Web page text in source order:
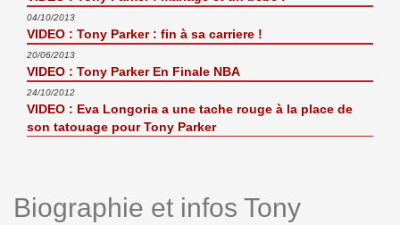
04/10/2013
VIDEO : Tony Parker : fin à sa carriere !
20/06/2013
VIDEO : Tony Parker En Finale NBA
24/10/2012
VIDEO : Eva Longoria a une tache rouge à la place de
son tatouage pour Tony Parker
Biographie et infos Tony